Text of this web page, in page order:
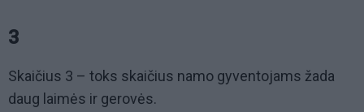
3
Skaičius 3 – toks skaičius namo gyventojams žada
daug laimės ir gerovės.